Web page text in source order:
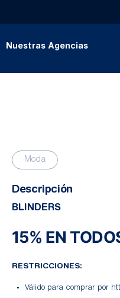
Nuestras Agencias
Moda
Descripción
BLINDERS
15% EN
RESTRICCIONES:
Válido para comprar por